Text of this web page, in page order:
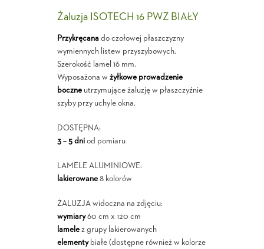
Żaluzja ISOTECH 16 PWZ BIAŁY
Przykręcanado czołowej płaszczyzny
wymiennych listew przyszybowych.
Szerokość lamel 16 mm.
Wyposażona w żyłkowe prowadzenie
boczneutrzymujące żaluzję w płaszczyźnie
szyby przy uchyle okna.
DOSTĘPNA:
3 – 5 dniod pomiaru
LAMELE ALUMINIOWE:
lakierowane8 kolorów
ŻALUZJA widoczna na zdjęciu:
wymiary60 cm x 120 cm
lamelez grupy lakierowanych
elementybiałe (dostępne również w kolorze